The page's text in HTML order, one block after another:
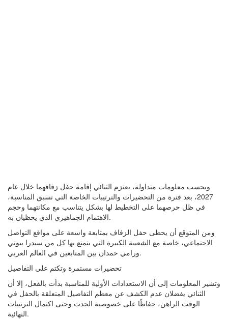
وبحسب معلومات متداولة، يعتزم الثنائي إقامة حفل زفافهما خلال عام
2027، بعد فترة من التحضيرات والترتيبات الخاصة التي تسبق المناسبة،
في ظل حرصهما على التخطيط لها بشكل يتناسب مع مكانتهما وحجم
الاهتمام الجماهيري الذي يحظيان به.
ومن المتوقع أن يحظى حفل الزفاف بمتابعة واسعة على مواقع التواصل
الاجتماعي، خاصة مع الشعبية الكبيرة التي يتمتع بها كل من سيدرا بيوتي
ورامي حمدان بين المتابعين في العالم العربي.
تحضيرات مستمرة وتكتم على التفاصيل
وتشير المعلومات إلى أن الاستعدادات الأولية للمناسبة بدأت بالفعل، إلا أن
الثنائي يفضلان عدم الكشف عن معظم التفاصيل المتعلقة بالحفل في
الوقت الراهن، حفاظًا على خصوصية الحدث وحتى اكتمال الترتيبات
النهائية.